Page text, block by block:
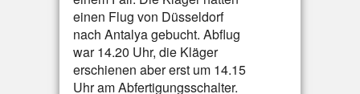
einen Flug von Düsseldorf
nach Antalya gebucht. Abflug
war 14.20 Uhr, die Kläger
erschienen aber erst um 14.15
Uhr am Abfertigungsschalter.